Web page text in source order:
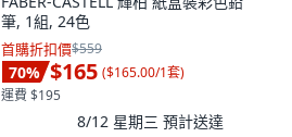
筆, 1組, 24色
首購折扣價$559
70% $165 ($165.00/1套)
運費 $195
8/12 星期三 預計送達